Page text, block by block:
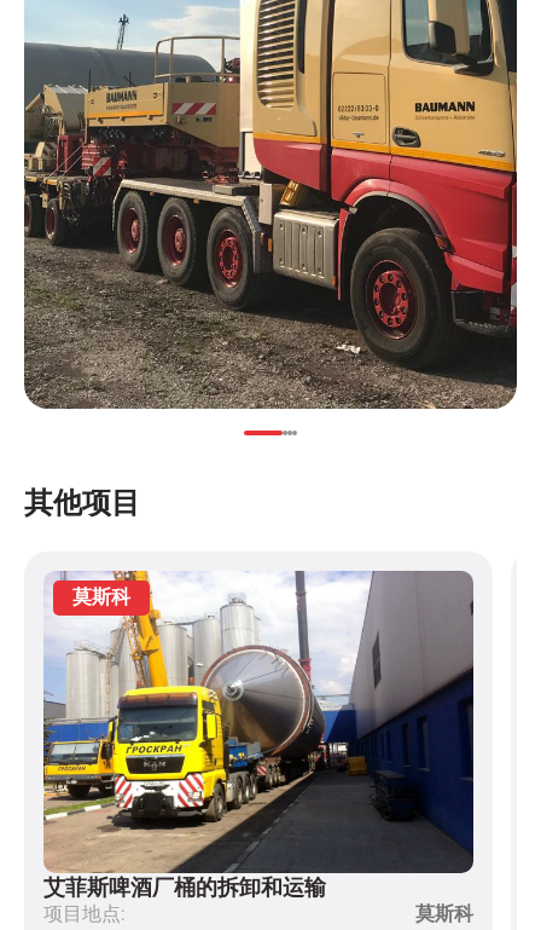
其他项目
艾菲斯啤酒厂桶的拆卸和运输
项目地点: 莫斯科